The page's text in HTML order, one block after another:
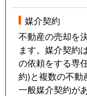
媒介契約
不動産の売却を
ます。媒介契約
の依頼をする専
約)と複数の不動
一般媒介契約が